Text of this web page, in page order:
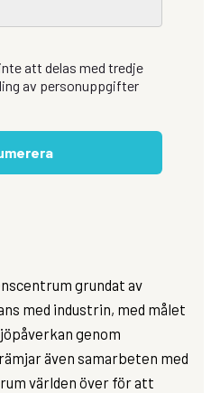
att delas med tredje
av personuppgifter
grundat av
med industrin, med målet
genom
även samarbeten med
världen över för att